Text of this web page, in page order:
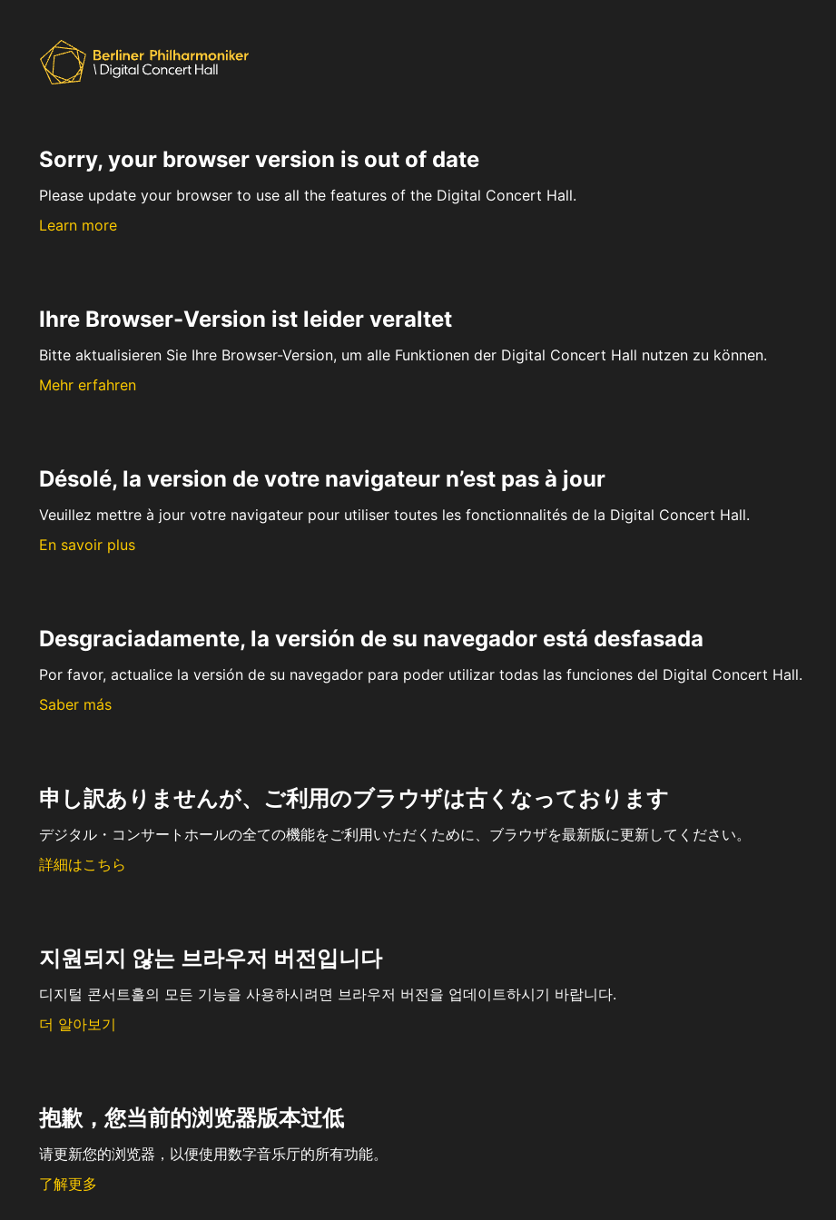
Sorry, your browser version is out of date
Please update your browser to use all the features of the Digital Concert Hall.
Learn more
Ihre Browser-Version ist leider veraltet
Bitte aktualisieren Sie Ihre Browser-Version, um alle Funktionen der Digital Concert Hall nutzen zu können.
Mehr erfahren
Désolé, la version de votre navigateur n’est pas à jour
Veuillez mettre à jour votre navigateur pour utiliser toutes les fonctionnalités de la Digital Concert Hall.
En savoir plus
Desgraciadamente, la versión de su navegador está desfasada
Por favor, actualice la versión de su navegador para poder utilizar todas las funciones del Digital Concert Hall.
Saber más
申し訳ありませんが、ご利用のブラウザは古くなっております
デジタル・コンサートホールの全ての機能をご利用いただくために、ブラウザを最新版に更新してください。
詳細はこちら
지원되지 않는 브라우저 버전입니다
디지털 콘서트홀의 모든 기능을 사용하시려면 브라우저 버전을 업데이트하시기 바랍니다.
더 알아보기
抱歉，您当前的浏览器版本过低
请更新您的浏览器，以便使用数字音乐厅的所有功能。
了解更多